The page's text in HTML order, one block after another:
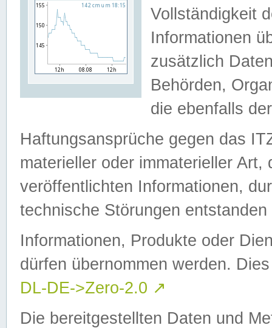
Vollständigkeit
Informationen
zusätzlich
Behörden,
die ebenfalls
Haftungsansprüche gegen das
materieller oder immaterieller
veröffentlichten Informationen,
technische Störungen
Informationen, Produkte oder
dürfen übernommen werden.
DL-DE->Zero-2.0 ↗
Die bereitgestellten Daten und